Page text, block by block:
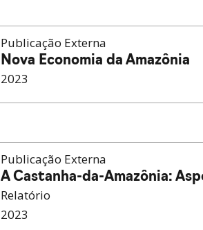
Publicação Externa
Nova Economia da Amazônia
2023
Publicação Externa
A Castanha-da-Amazônia:
Relatório
2023